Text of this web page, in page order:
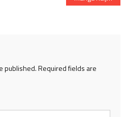
published.Required fields are